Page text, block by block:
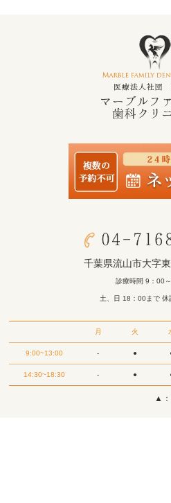
千葉県流山市大字
診療時間 9：00
土、日 18：00まで 休
月 火
9:00~13:00 - ●
14:30~18:30 - ●
▲：